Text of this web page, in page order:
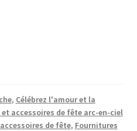
, Célébrez l'amour et la
accessoires de fête arc-en-ciel
de fête, Fournitures